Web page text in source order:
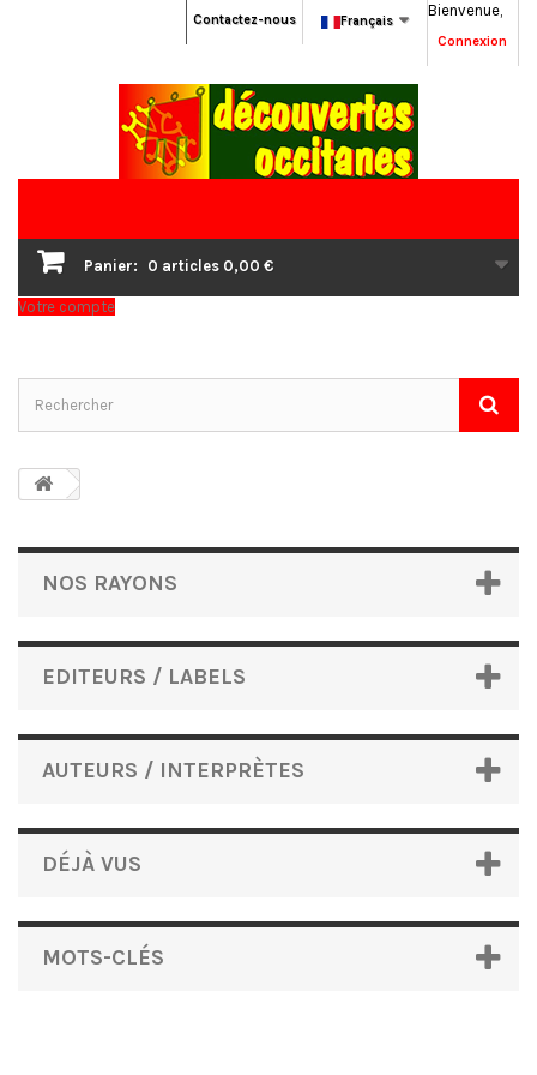
Bienvenue,
Connexion
Français
Contactez-nous
Panier: 0 articles 0,00 €
Votre compte
NOS RAYONS
EDITEURS / LABELS
AUTEURS / INTERPRÈTES
DÉJÀ VUS
MOTS-CLÉS